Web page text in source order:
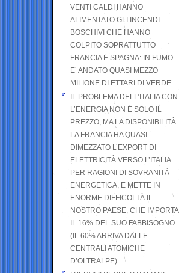
VENTI CALDI HANNO
ALIMENTATO GLI INCENDI
BOSCHIVI CHE HANNO
COLPITO SOPRATTUTTO
FRANCIA E SPAGNA: IN FUMO
E’ ANDATO QUASI MEZZO
MILIONE DI ETTARI DI VERDE
IL PROBLEMA DELL’ITALIA CON
L’ENERGIA NON È SOLO IL
PREZZO, MA LA DISPONIBILITÀ.
LA FRANCIA HA QUASI
DIMEZZATO L’EXPORT DI
ELETTRICITÀ VERSO L’ITALIA
PER RAGIONI DI SOVRANITÀ
ENERGETICA, E METTE IN
ENORME DIFFICOLTÀ IL
NOSTRO PAESE, CHE IMPORTA
IL 16% DEL SUO FABBISOGNO
(IL 60% ARRIVA DALLE
CENTRALI ATOMICHE
D’OLTRALPE)